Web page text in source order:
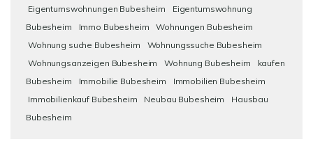
Eigentumswohnungen Bubesheim
Eigentumswohnung
Bubesheim
Immo Bubesheim
Wohnungen Bubesheim
Wohnung suche Bubesheim
Wohnungssuche Bubesheim
Wohnungsanzeigen Bubesheim
Wohnung Bubesheim
kaufen
Bubesheim
Immobilie Bubesheim
Immobilien Bubesheim
Immobilienkauf Bubesheim
Neubau Bubesheim
Hausbau
Bubesheim